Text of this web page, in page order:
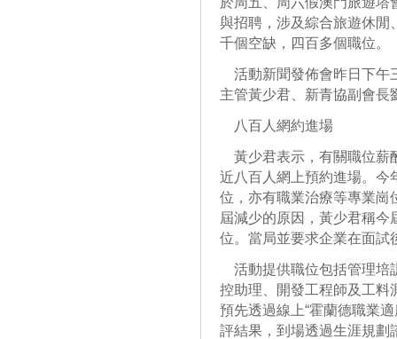
與招聘，涉及綜合旅遊休閒
千個空缺，四百多個職位。
活動新聞發佈會昨日下午
主管黃少君、新青協副會長
八百人網約進場
黃少君表示，有關職位薪
近八百人網上預約進場。今
位，亦有職業治療等專業崗
屆減少的原因，黃少君稱
位。當局並要求企業在面試
活動提供職位包括管理培
控助理、開發工程師及工料
預先透過線上“霍蘭德職業
評結果，到場透過生涯規劃